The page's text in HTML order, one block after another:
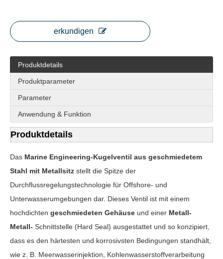
erkundigen
Produktdetails
Produktparameter
Parameter
Anwendung & Funktion
Produktdetails
Das Marine Engineering-Kugelventil aus geschmiedetem
Stahl mit Metallsitz stellt die Spitze der
Durchflussregelungstechnologie für Offshore- und
Unterwasserumgebungen dar. Dieses Ventil ist mit einem
hochdichten geschmiedeten Gehäuse und einer Metall-
Metall- Schnittstelle (Hard Seal) ausgestattet und so konzipiert,
dass es den härtesten und korrosivsten Bedingungen standhält,
wie z. B. Meerwasserinjektion, Kohlenwasserstoffverarbeitung